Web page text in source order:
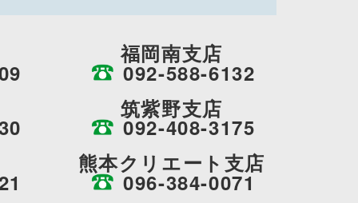
福岡南支店
092-588-6132
筑紫野支店
092-408-3175
熊本クリエート支店
096-384-0071